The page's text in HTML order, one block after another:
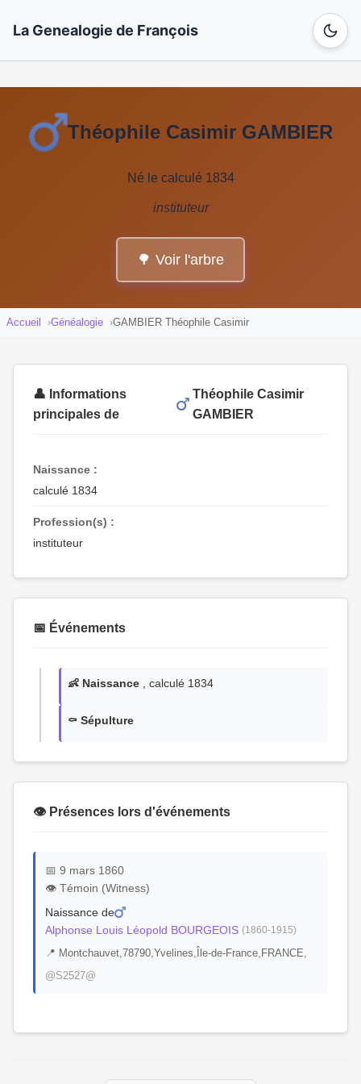
La Genealogie de François
Théophile Casimir GAMBIER
Né le calculé 1834
instituteur
🌳 Voir l'arbre
Accueil Généalogie GAMBIER Théophile Casimir
👤 Informations
principales de
Théophile Casimir
GAMBIER
Naissance :
calculé 1834
Profession(s) :
instituteur
📅 Événements
👶 Naissance , calculé 1834
⚰️ Sépulture
👁️ Présences lors d'événements
📅 9 mars 1860
👁️ Témoin (Witness)
Naissance de
Alphonse Louis Léopold BOURGEOIS (1860-1915)
📍 Montchauvet,78790,Yvelines,Île-de-France,FRANCE,
@S2527@